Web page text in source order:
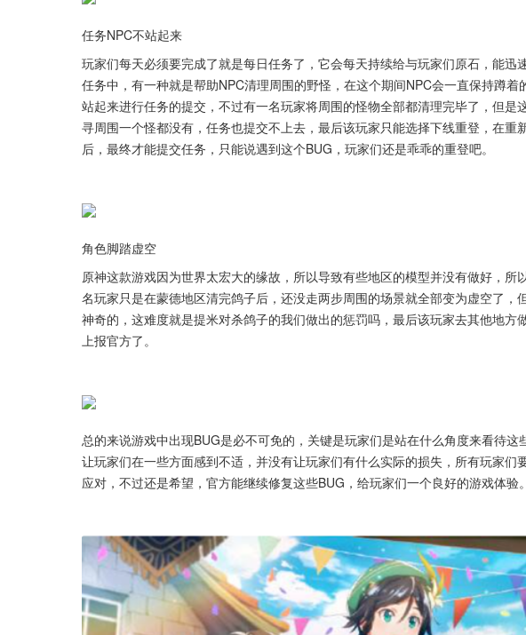
任务NPC不站起来
玩家们每天必须要完成了就是每日任务了，它会每天持续给与玩家们原石，能迅
任务中，有一种就是帮助NPC清理周围的野怪，在这个期间NPC会一直保持蹲
站起来进行任务的提交，不过有一名玩家将周围的怪物全部都清理完毕了，但是
寻周围一个怪都没有，任务也提交不上去，最后该玩家只能选择下线重登，在重
后，最终才能提交任务，只能说遇到这个BUG，玩家们还是乖乖的重登吧。
角色脚踏虚空
原神这款游戏因为世界太宏大的缘故，所以导致有些地区的模型并没有做好，
名玩家只是在蒙德地区清完鸽子后，还没走两步周围的场景就全部变为虚空了，
神奇的，这难度就是提米对杀鸽子的我们做出的惩罚吗，最后该玩家去其他地方
上报官方了。
总的来说游戏中出现BUG是必不可免的，关键是玩家们是站在什么角度来看待
让玩家们在一些方面感到不适，并没有让玩家们有什么实际的损失，所有玩家们
应对，不过还是希望，官方能继续修复这些BUG，给玩家们一个良好的游戏体验。